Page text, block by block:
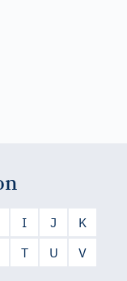
I J
K
T U
V